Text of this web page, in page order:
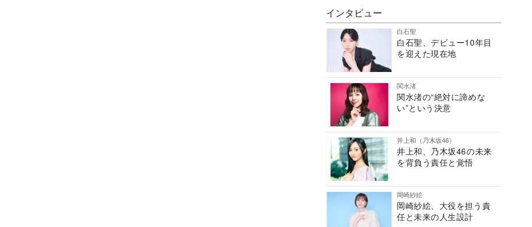
インタビュー
白石聖
白石聖、デビュー10年目
を迎えた現在地
関水渚
関水渚の“絶対に諦めな
い”という決意
井上和（乃木坂46）
井上和、乃木坂46の未来
を背負う責任と覚悟
岡崎紗絵
岡崎紗絵、大役を担う責
任と未来の人生設計